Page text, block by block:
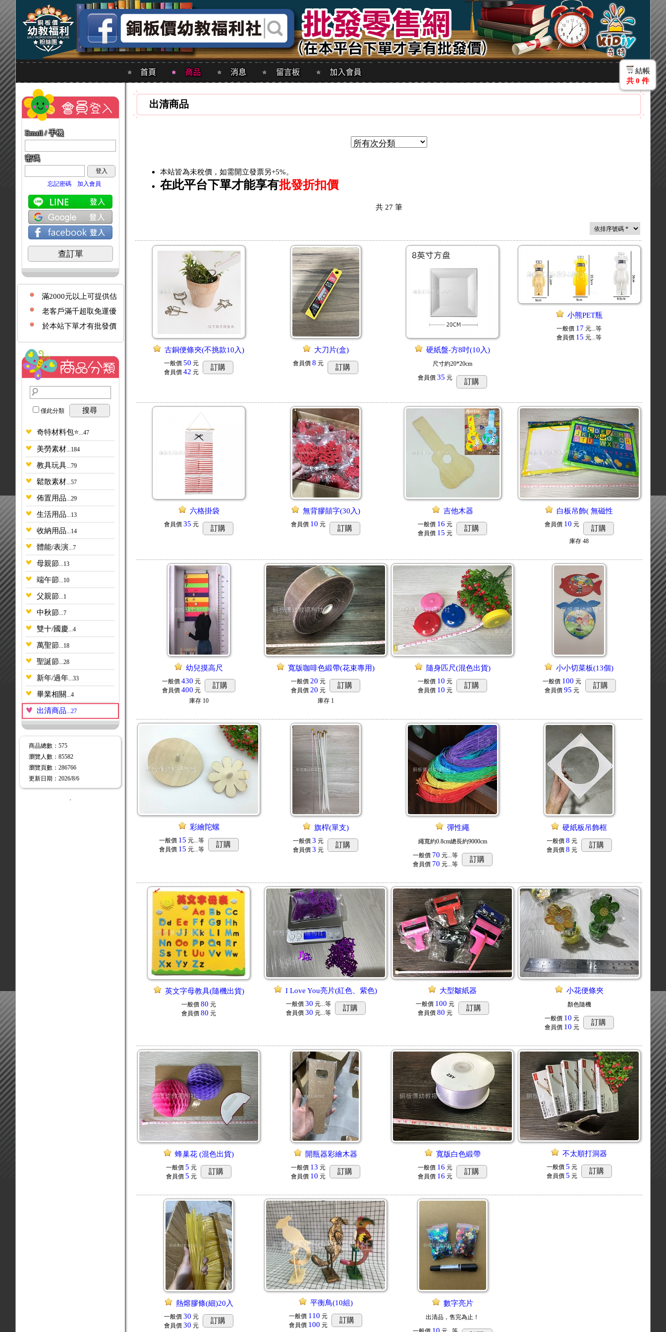
結帳
共 0 件
Email / 手機
密碼
登入
忘記密碼
加入會員
查訂單
滿2000元以上可提供估
價單
老客戶滿千超取免運優
惠！
於本站下單才有批發價
僅此分類 搜尋
奇特材料包⭐️...47
美勞素材...184
教具玩具...79
鬆散素材...57
佈置用品...29
生活用品...13
收納用品...14
體能/表演...7
母親節...13
端午節...10
父親節...1
中秋節...7
雙十/國慶...4
萬聖節...18
聖誕節...28
新年/過年...33
畢業相關 ...4
出清商品...27
商品總數 ：575
瀏覽人數 ： 85582
瀏覽頁數 ： 286766
更新日期 ：2026/8/6
．
出清商品
本站皆為未稅價，如需開立發票另+5%。
在此平台下單才能享有批發折扣價
共27 筆
古銅便條夾(不挑款10入)
一般價 50 元
會員價 42 元
訂購
大刀片(盒)
會員價 8 元 訂購
硬紙盤-方8吋(10入)
尺寸約20*20cm
會員價 35 元 訂購
小熊PET瓶
一般價 17 元...等
會員價 15 元...等
六格掛袋
會員價 35 元 訂購
無背膠囍字(30入)
會員價 10 元 訂購
吉他木器
一般價 16 元
會員價 15 元
訂購
白板吊飾( 無磁性
會員價 10 元 訂購
庫存 48
幼兒摸高尺
一般價 430 元
會員價 400 元
訂購
庫存 10
寬版咖啡色緞帶(花束專用)
一般價 20 元
會員價 20 元
訂購
庫存 1
隨身匹尺(混色出貨)
一般價 10 元
會員價 10 元
訂購
小小切菜板(13個)
一般價 100 元
會員價 95 元
訂購
彩繪陀螺
一般價 15 元...等
會員價 15 元...等
訂購
旗桿(單支)
一般價 3 元
會員價 3 元
訂購
彈性繩
繩寬約0.8cm總長約9000cm
一般價 70 元...等
會員價 70 元...等
訂購
硬紙板吊飾框
一般價 8 元
會員價 8 元
訂購
英文字母教具(隨機出貨)
一般價 80 元
會員價 80 元
I Love You亮片(紅色、紫色)
一般價 30 元...等
會員價 30 元...等
訂購
大型皺紙器
一般價 100 元
會員價 80 元
訂購
小花便條夾
顏色隨機
一般價 10 元
會員價 10 元
訂購
蜂巢花 (混色出貨)
一般價 5 元
會員價 5 元
訂購
開瓶器彩繪木器
一般價 13 元
會員價 10 元
訂購
寬版白色緞帶
一般價 16 元
會員價 16 元
訂購
不太順打洞器
一般價 5 元
會員價 5 元
訂購
熱熔膠條(細)20入
一般價 30 元
會員價 30 元
訂購
平衡鳥(10組)
一般價 110 元
會員價 100 元
訂購
數字亮片
出清品，售完為止！